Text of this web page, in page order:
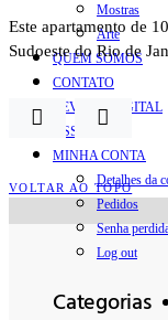
Mostras
Arte
QUEM SOMOS
CONTATO
REVISTA DIGITAL
ASSINE
MINHA CONTA
Detalhes da
Pedidos
Senha
Log out
Este apartamento de
Sudoeste do Rio de
VOLTAR AO TOPO
Categorias